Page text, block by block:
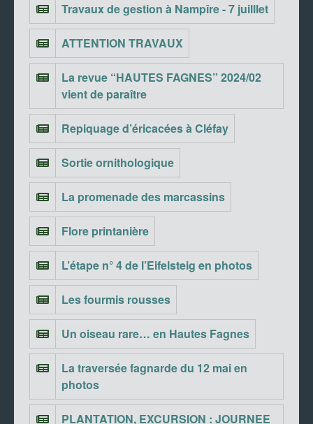
Travaux de gestion à Nampîre - 7 juilllet
ATTENTION TRAVAUX
La revue “HAUTES FAGNES” 2024/02
vient de paraître
Repiquage d’éricacées à Cléfay
Sortie ornithologique
La promenade des marcassins
Flore printanière
L’étape n° 4 de l’Eifelsteig en photos
Les fourmis rousses
Un oiseau rare… en Hautes Fagnes
La traversée fagnarde du 12 mai en
photos
PLANTATION, EXCURSION : JOURNEE